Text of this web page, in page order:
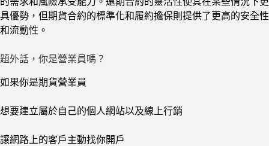
具優勢，但期貨合約的標準化和履約擔保則提供了更高的安全性
和流動性。
題外話，你是營業員嗎？
如果你是期貨營業員
想要建立屬於自己的個人網站以及線上行銷
讓網路上的客戶主動找你開戶